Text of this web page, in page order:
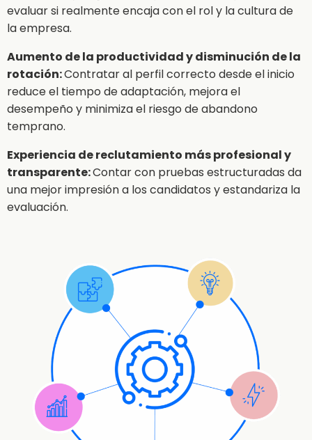
evaluar si realmente encaja con el rol y la cultura de
la empresa.
Aumento de la productividad y disminución de la
rotación:Contratar al perfil correcto desde el inicio
reduce el tiempo de adaptación, mejora el
desempeño y minimiza el riesgo de abandono
temprano.
Experiencia de reclutamiento más profesional y
transparente:Contar con pruebas estructuradas da
una mejor impresión a los candidatos y estandariza la
evaluación.